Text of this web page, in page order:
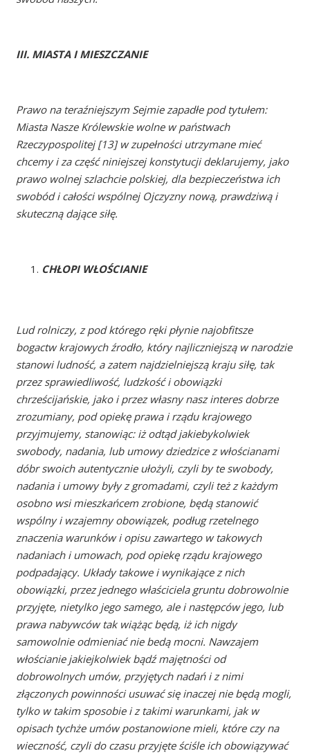
III. MIASTA I MIESZCZANIE
Prawo na teraźniejszym Sejmie zapadłe pod tytułem:
Miasta Nasze Królewskie wolne w państwach
Rzeczypospolitej [13] w zupełności utrzymane mieć
chcemy i za część niniejszej konstytucji deklarujemy, jako
prawo wolnej szlachcie polskiej, dla bezpieczeństwa ich
swobód i całości wspólnej Ojczyzny nową, prawdziwą i
skuteczną dające siłę.
CHŁOPI WŁOŚCIANIE
Lud rolniczy, z pod którego ręki płynie najobfitsze
bogactw krajowych źrodło, który najliczniejszą w narodzie
stanowi ludność, a zatem najdzielniejszą kraju siłę, tak
przez sprawiedliwość, ludzkość i obowiązki
chrześcijańskie, jako i przez własny nasz interes dobrze
zrozumiany, pod opiekę prawa i rządu krajowego
przyjmujemy, stanowiąc: iż odtąd jakiebykolwiek
swobody, nadania, lub umowy dziedzice z włościanami
dóbr swoich autentycznie ułożyli, czyli by te swobody,
nadania i umowy były z gromadami, czyli też z każdym
osobno wsi mieszkańcem zrobione, będą stanowić
wspólny i wzajemny obowiązek, podług rzetelnego
znaczenia warunków i opisu zawartego w takowych
nadaniach i umowach, pod opiekę rządu krajowego
podpadający. Układy takowe i wynikające z nich
obowiązki, przez jednego właściciela gruntu dobrowolnie
przyjęte, nietylko jego samego, ale i następców jego, lub
prawa nabywców tak wiążąc będą, iż ich nigdy
samowolnie odmieniać nie bedą mocni. Nawzajem
włościanie jakiejkolwiek bądź majętności od
dobrowolnych umów, przyjętych nadań i z nimi
złączonych powinności usuwać się inaczej nie będą mogli,
tylko w takim sposobie i z takimi warunkami, jak w
opisach tychże umów postanowione mieli, które czy na
wieczność, czyli do czasu przyjęte ściśle ich obowiązywać